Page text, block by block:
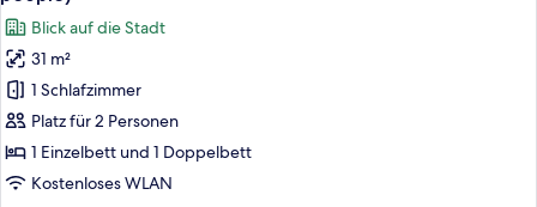
für
Premier-
Zweibettzimmer,
Zutritt
zur
Club
Lounge
Blick auf die Stadt
31 m²
1 Schlafzimmer
Platz für 2 Personen
1 Einzelbett und 1 Doppelbett
Kostenloses WLAN